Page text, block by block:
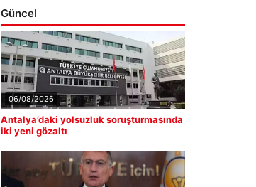
Güncel
06/08/2026
Antalya’daki yolsuzluk soruşturmasında
iki yeni gözaltı